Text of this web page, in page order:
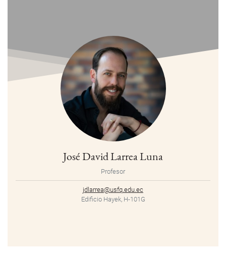
José David Larrea Luna
Profesor
jdlarrea@usfq.edu.ec
Edificio Hayek, H-101G